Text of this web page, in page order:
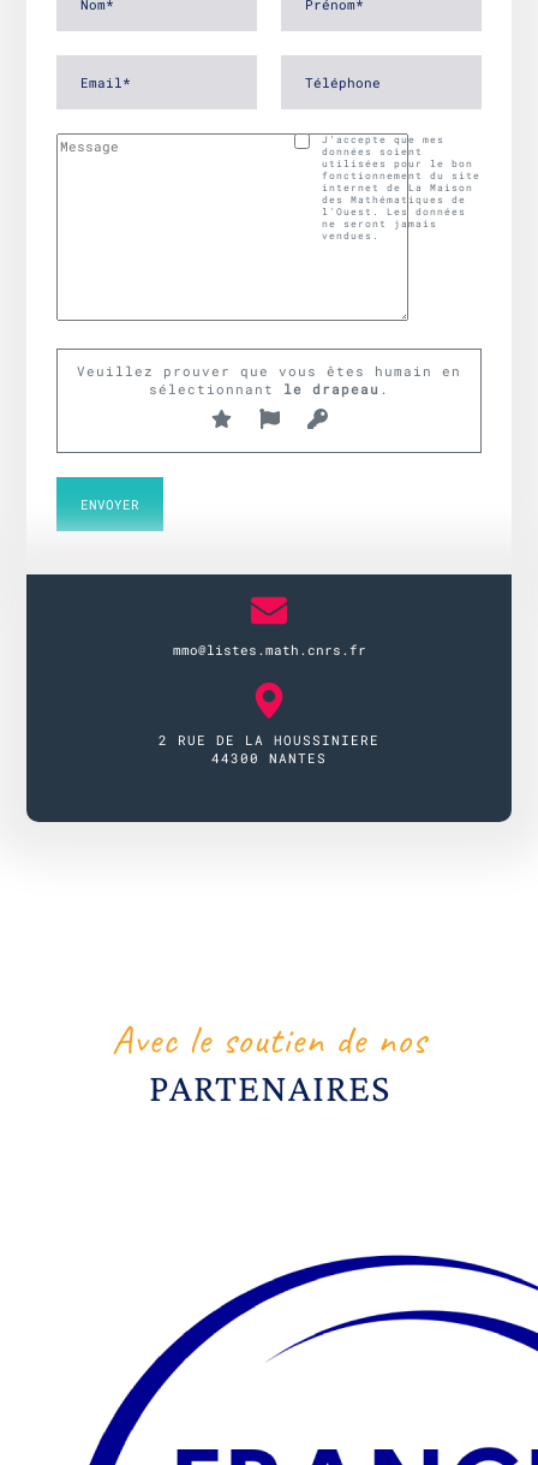
J’accepte que mes
données soient
utilisées pour le bon
fonctionnement du site
internet de La Maison
des Mathématiques de
l'Ouest. Les données
ne seront jamais
vendues.
Veuillez prouver que vous êtes humain en
sélectionnant
le drapeau .
mmo@listes.math.cnrs.fr
2 RUE DE LA HOUSSINIERE
44300 NANTES
Avec le soutien de nos
PARTENAIRES